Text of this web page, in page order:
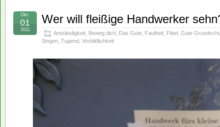
Wer will fleißige Handwerker
Anständigkeit Beweg dich Das Gute Faulheit Fibel Gute
Singen Tugend Vorbildlichkeit
Okt.
01
2011